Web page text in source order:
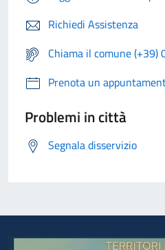
Richiedi Assistenza
Chiama il comune (+39)
Prenota un
Problemi in città
Segnala disservizio